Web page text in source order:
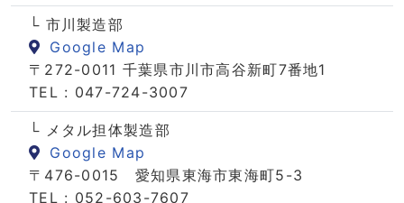
└ 市川製造部
Google Map
〒272-0011 千葉県市川市高谷新町7番地1
TEL : 047-724-3007
└ メタル担体製造部
Google Map
〒476-0015 愛知県東海市東海町5-3
TEL : 052-603-7607